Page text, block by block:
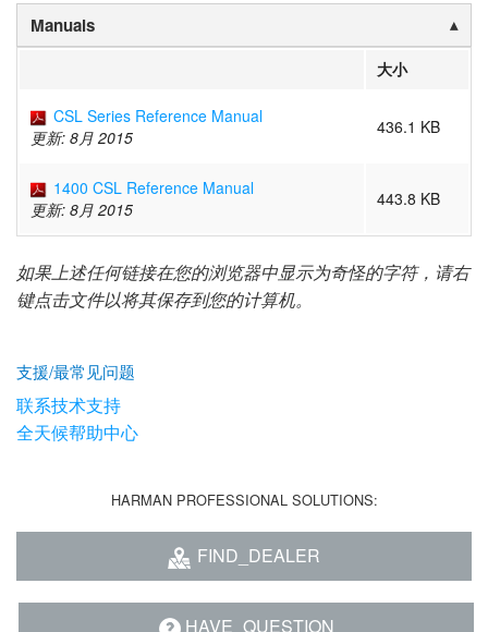
培训Manuals
大小
CSL Series Reference Manual
更新: 8月 2015
436.1 KB
1400 CSL Reference Manual
更新: 8月 2015
443.8 KB
如果上述任何链接在您的浏览器中显示为奇怪的字符，请右
键点击文件以将其保存到您的计算机。
支援/最常见问题
联系技术支持
全天候帮助中心
HARMAN PROFESSIONAL SOLUTIONS:
FIND_DEALER
HAVE_QUESTION